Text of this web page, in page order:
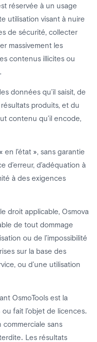
réservée à un usage
utilisation visant à nuire
de sécurité, collecter
massivement les
contenus illicites ou
données qu’il saisit, de
produits, et du
contenu qu’il encode,
en l’état », sans garantie
d’erreur, d’adéquation à
à des exigences
droit applicable, Osmova
de tout dommage
ou de l’impossibilité
sur la base des
ou d’une utilisation
OsmoTools est la
fait l’objet de licences.
sans
Les résultats